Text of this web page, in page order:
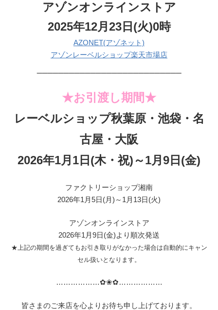
アゾンオンラインストア
2025年12月23日(火)0時
AZONET(アゾネット)
アゾンレーベルショップ楽天市場店
★お引渡し期間★
レーベルショップ秋葉原・池袋・名
古屋・大阪
2026年1月1日(木・祝)～1月9日(金)
ファクトリーショップ湘南
2026年1月5日(月)～1月13日(火)
アゾンオンラインストア
2026年1月9日(金)より順次発送
★上記の期間を過ぎてもお引き取りがなかった場合は自動的にキャン
セル扱いとなります。
………………✿❀✿……… ………
皆さまのご来店を心よりお待ち申し上げております。